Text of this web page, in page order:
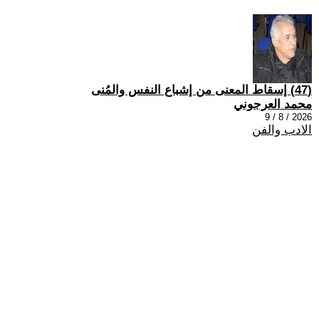
(47) إسقاط المعنى من إشباع النفس والمُنى
محمد العرجوني
2026 / 8 / 9
الادب والفن